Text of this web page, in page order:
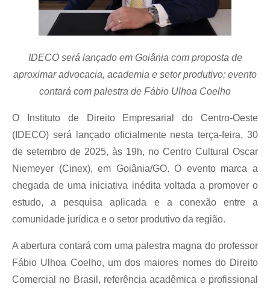
IDECO será lançado em Goiânia com proposta de
aproximar advocacia, academia e setor produtivo; evento
contará com palestra de Fábio Ulhoa Coelho
O Instituto de Direito Empresarial do Centro-Oeste
(IDECO) será lançado oficialmente nesta terça-feira, 30
de setembro de 2025, às 19h, no Centro Cultural Oscar
Niemeyer (Cinex), em Goiânia/GO. O evento marca a
chegada de uma iniciativa inédita voltada a promover o
estudo, a pesquisa aplicada e a conexão entre a
comunidade jurídica e o setor produtivo da região.
A abertura contará com uma palestra magna do professor
Fábio Ulhoa Coelho, um dos maiores nomes do Direito
Comercial no Brasil, referência acadêmica e profissional